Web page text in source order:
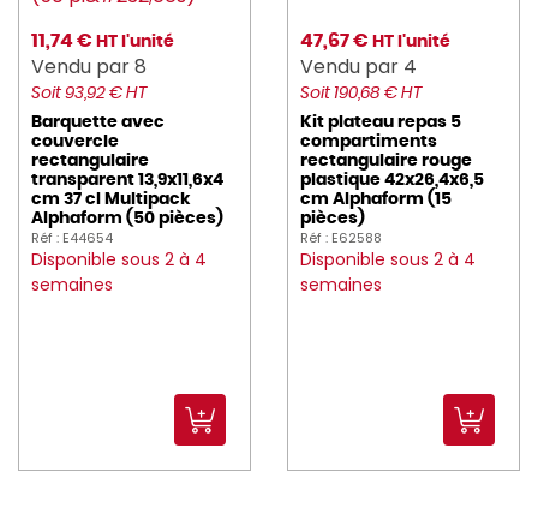
11,74 € HT l'unité
Vendu par 8
Soit 93,92 € HT
Barquette avec
couvercle
rectangulaire
transparent 13,9x11,6x4
cm 37 cl Multipack
Alphaform (50 pièces)
Réf : E44654
Disponible sous 2 à 4
semaines
47,67 € HT l'unité
Vendu par 4
Soit 190,68 € HT
Kit plateau repas 5
compartiments
rectangulaire rouge
plastique 42x26,4x6,5
cm Alphaform (15
pièces)
Réf : E62588
Disponible sous 2 à 4
semaines